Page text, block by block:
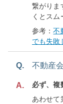
繋がりま
くとスム
参考：不
でも失敗
Q. 不動産
A.
必ず、複
あわせて